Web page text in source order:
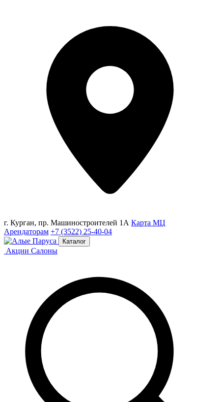
г. Курган, пр. Машиностроителей 1А Карта МЦ
Арендаторам +7 (3522) 25-40-04
Каталог
Акции Салоны